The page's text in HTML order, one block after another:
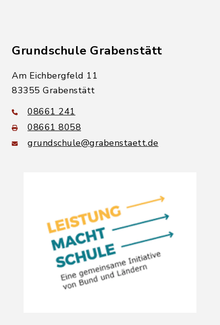
Grundschule Grabenstätt
Am Eichbergfeld 11
83355 Grabenstätt
08661 241
08661 8058
grundschule@grabenstaett.de